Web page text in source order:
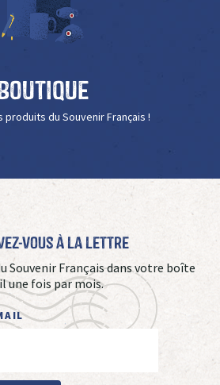
produits du Souvenir Français !
vous à La Lettre
Souvenir Français dans votre boîte
une fois par mois.